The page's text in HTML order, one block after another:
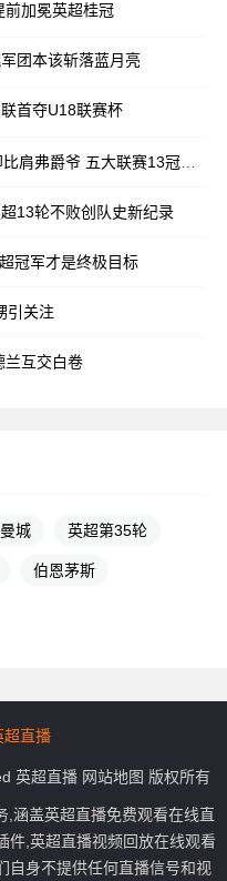
前加冕英超桂冠
团本该斩落蓝月亮
首夺U18联赛杯
五大联赛13冠俱乐部向他招手
13轮不败创队史新纪录
冠军才是终极目标
引关注
兰互交白卷
曼城 英超第35轮
伯恩茅斯
超直播
英超直播 网站地图 版权所有
,涵盖英超直播免费观看在线直
件,英超直播视频回放在线观看
自身不提供任何直播信号和视